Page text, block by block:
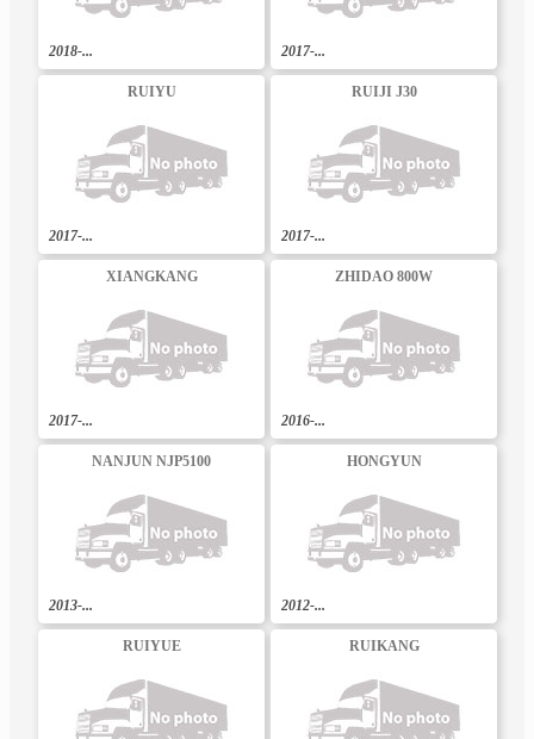
2018-... 2017-...
RUIYU
2017-...
RUIJI J30
2017-...
XIANGKANG
2017-...
ZHIDAO 800W
2016-...
NANJUN NJP5100
2013-...
HONGYUN
2012-...
RUIYUE RUIKANG